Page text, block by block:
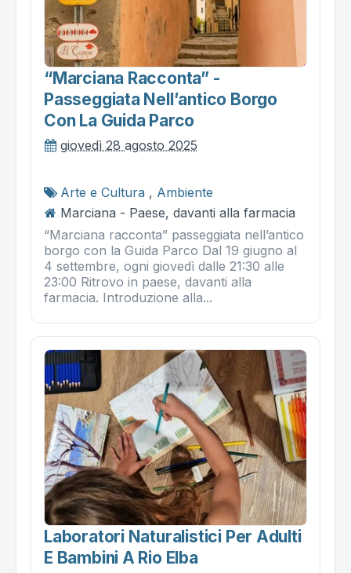
“marciana Racconta” -
Passeggiata Nell’antico Borgo
Con La Guida Parco
giovedì 28 agosto 2025
Arte e Cultura , Ambiente
Marciana - Paese, davanti alla farmacia
“Marciana racconta” passeggiata nell’antico
borgo con la Guida Parco Dal 19 giugno al
4 settembre, ogni giovedì dalle 21:30 alle
23:00 Ritrovo in paese, davanti alla
farmacia. Introduzione alla...
Laboratori Naturalistici Per Adulti
E Bambini A Rio Elba